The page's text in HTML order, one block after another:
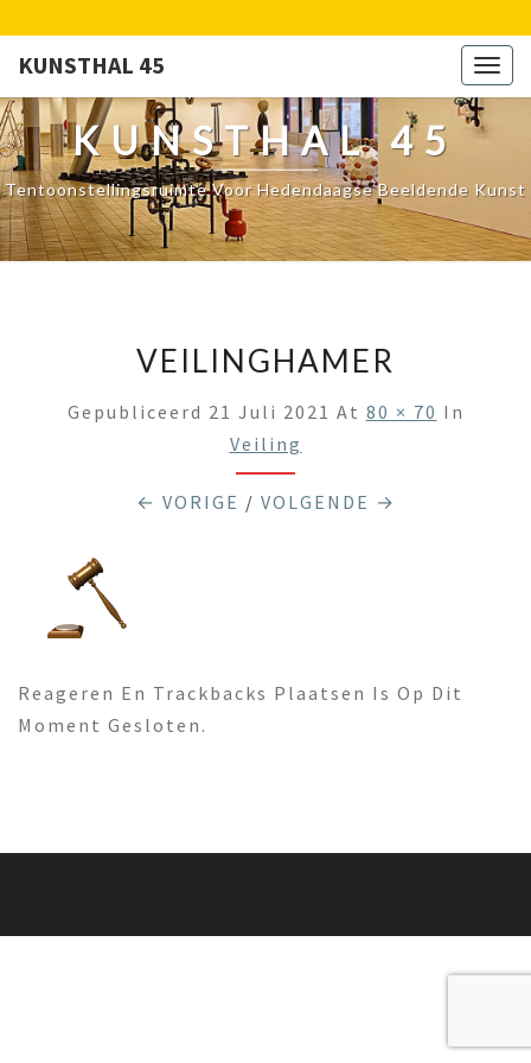
KUNSTHAL 45
KUNSTHAL 45
Tentoonstellingsruimte Voor Hedendaagse Beeldende Kunst
VEILINGHAMER
Gepubliceerd 21 Juli 2021 At 80 × 70 In
Veiling
← VORIGE / VOLGENDE →
Reageren En Trackbacks Plaatsen Is Op Dit
Moment Gesloten.